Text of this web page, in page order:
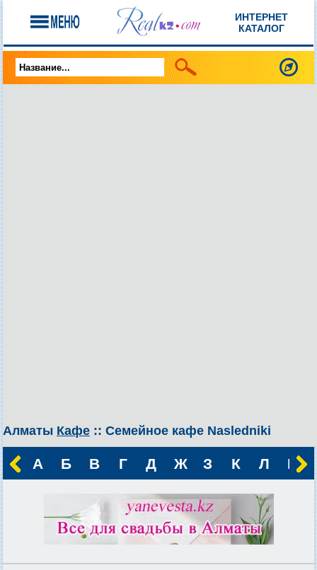
ИНТЕРНЕТ
КАТАЛОГ
Алматы Кафе :: Семейное кафе Nasledniki
А Б В Г Д Ж З К Л М